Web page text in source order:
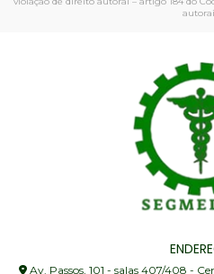
Av. Passos, 101 - salas 407/408 -